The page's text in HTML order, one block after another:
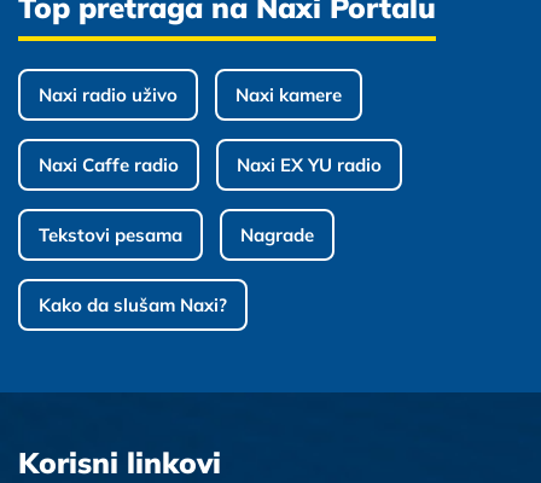
Naxi radio uživo Naxi kamere
Naxi Caffe radio Naxi EX YU radio
Tekstovi pesama Nagrade
Kako da slušam Naxi?
Korisni linkovi